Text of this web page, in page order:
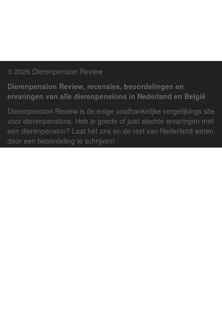
© 2026 Dierenpension Review
Dierenpension Review, recensies, beoordelingen en
ervaringen van alle dierenpensions in Nederland en België
Dierenpension Review is de enige onafhankelijke vergelijkings site
voor dierenpensions. Heb je goede of juist slechte ervaringen met
een dierenpension? Laat het ons en de rest van Nederland weten
door een beoordeling te schrijven!